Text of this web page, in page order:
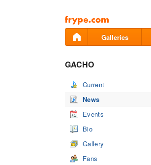
Pāriet
uz
saturu
Galleries
GACHO
Current
News
Events
Bio
Gallery
Fans